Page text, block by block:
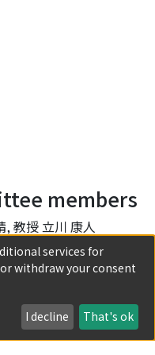
members
, 教授 立川 康人
of Degree
services for
or withdraw your consent
I decline That's ok